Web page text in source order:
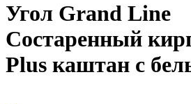
Угол Grand Line
Состаренный
Plus каштан с